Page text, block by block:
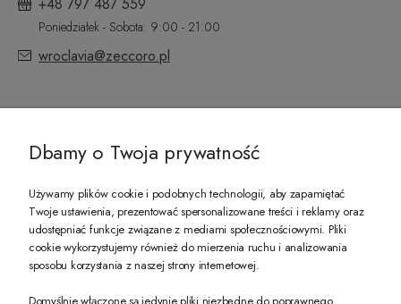
+48 797 487 559
Poniedziałek - Sobota: 9:00 - 21:00
wroclavia@zeccoro.pl
PREZENT DLA CIEBIE!
-10% na pierwsze zakupy na zeccoro.pl Gdy zapiszesz się do naszego
Dbamy o Twoja prywatność
Używamy plików cookie i podobnych technologii, aby zapamiętać
Twoje ustawienia, prezentować spersonalizowane treści i reklamy oraz
udostępniać funkcje związane z mediami społecznościowymi. Pliki
cookie wykorzystujemy również do mierzenia ruchu i analizowania
sposobu korzystania z naszej strony internetowej.